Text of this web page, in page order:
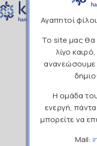
Αγαπητοί
Το site μας θα
λίγο
ανανεώσουμε
Η ομάδα
ενεργή,
μπορείτε να
Mail: